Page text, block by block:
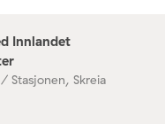
Innlandet
Stasjonen, Skreia